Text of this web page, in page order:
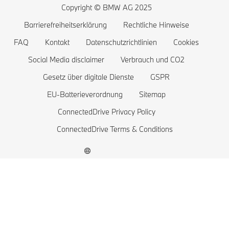
BMW 3er
BMW 2er
BMW 1er
Die BMW X1 familie
BMW Elektrofahrzeuge
Kosten von Elektrofahrzeugen
Batterie und Antriebstechnologie
Copyright © BMW AG 2025
Barrierefreiheitserklärung
Rechtliche Hinweise
FAQ
Kontakt Datenschutzrichtlinien
Cookies
Social Media disclaimer
Verbrauch und CO2
Gesetz über digitale Dienste
GSPR
EU-Batterieverordnung
Sitemap
ConnectedDrive Privacy Policy
ConnectedDrive Terms & Conditions